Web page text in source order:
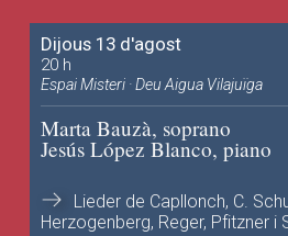
Dijous 13 d'agost
20 h
Espai Misteri · Deu Aigua Vilajuïga
Marta Bauzà, soprano
Jesús López Blanco, piano
Lieder de Capllonch, C.
Herzogenberg, Reger, Pfitzner i